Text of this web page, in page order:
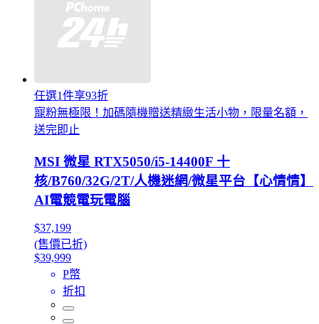
任選1件享93折
寵粉無極限！加碼隨機贈送精緻生活小物，限量名額，
送完即止
MSI 微星 RTX5050/i5-14400F 十
核/B760/32G/2T/人機迷網/微星平台【心情情】
AI電競電玩電腦
$37,199
(售價已折)
$39,999
P幣
折扣